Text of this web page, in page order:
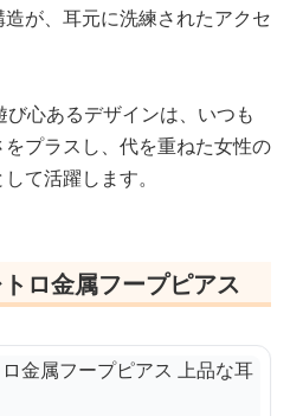
が、耳元に洗練されたアクセ
心あるデザインは、いつも
プラスし、代を重ねた女性の
て活躍します。
ロ金属フープピアス